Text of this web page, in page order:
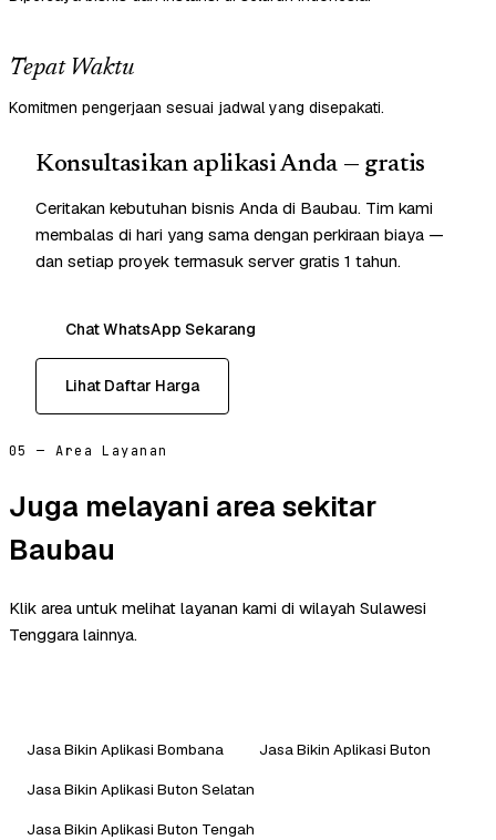
Tepat Waktu
Komitmen pengerjaan sesuai jadwal yang disepakati.
Konsultasikan aplikasi Anda — gratis
Ceritakan kebutuhan bisnis Anda di Baubau. Tim kami
membalas di hari yang sama dengan perkiraan biaya —
dan setiap proyek termasuk server gratis 1 tahun.
Chat WhatsApp Sekarang
Lihat Daftar Harga
05 — Area Layanan
Juga melayani area sekitar
Baubau
Klik area untuk melihat layanan kami di wilayah Sulawesi
Tenggara lainnya.
Jasa Bikin Aplikasi Bombana
Jasa Bikin Aplikasi Buton
Jasa Bikin Aplikasi Buton Selatan
Jasa Bikin Aplikasi Buton Tengah